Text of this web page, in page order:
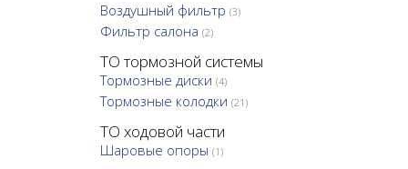
Воздушный фильтр (3)
Фильтр салона (2)
ТО тормозной системы
Тормозные диски (4)
Тормозные колодки (21)
ТО ходовой части
Шаровые опоры (1)